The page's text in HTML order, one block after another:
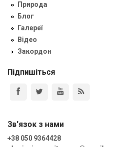
Природа
Блог
Галереї
Відео
Закордон
Підпишіться
Зв'язок з нами
+38 050 9364428